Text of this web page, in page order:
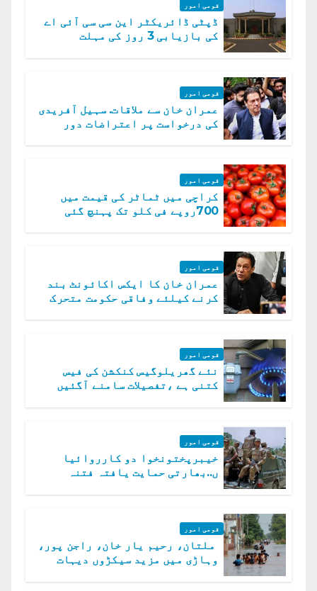
قومی امور
ڈپٹی ڈائریکٹر این سی سی آئی اے
کی بازیابی 3 روز کی مہلت
قومی امور
عمران خان سے ملاقات. سہیل آفریدی
کی درخواست پر اعتراضات دور
قومی امور
کراچی میں ٹماٹر کی قیمت میں
700روپے فی کلو تک پہنچ گئی
قومی امور
عمران خان کا ایکس اکائونٹ بند
کرنے کیلئے وفاقی حکومت متحرک
قومی امور
نئے گھریلوگیس کنکشن کی فیس
کتنی ہے ،تفصیلات سامنے آگئیں
قومی امور
خیبرپختونخوا دو کارروائیا
ں..بھارتی حمایت یافتہ فتنہ
قومی امور
ملتان، رحیم یار خان، راجن پور،
وہاڑی میں مزید سیکڑوں دیہات